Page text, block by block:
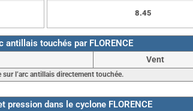
8.45
antillais touchés par FLORENCE
Vent
sur l’arc antillais directement touchée.
pression dans le cyclone FLORENCE